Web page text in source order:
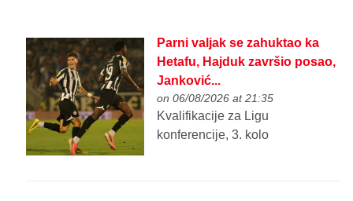
Parni valjak se zahuktao ka
Hetafu, Hajduk završio posao,
Janković...
on 06/08/2026 at 21:35
Kvalifikacije za Ligu
konferencije, 3. kolo